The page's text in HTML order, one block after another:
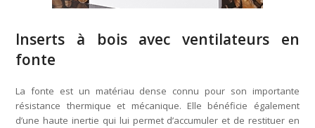
Inserts à bois avec ventilateurs en
fonte
La fonte est un matériau dense connu pour son importante
résistance thermique et mécanique. Elle bénéficie également
d’une haute inertie qui lui permet d’accumuler et de restituer en